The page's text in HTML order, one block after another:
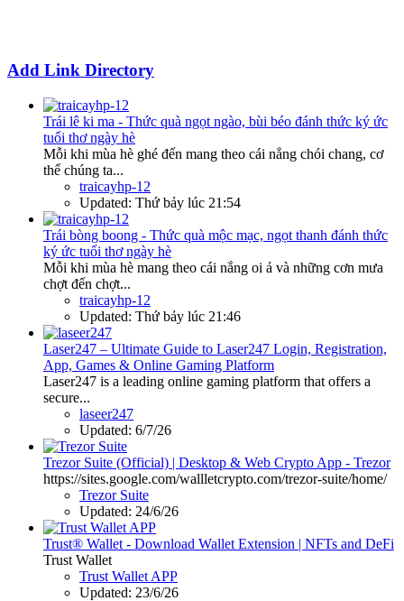
Add Link Directory
Trái lê ki ma - Thức quà ngọt ngào, bùi béo đánh thức ký ức
tuổi thơ ngày hè
Mỗi khi mùa hè ghé đến mang theo cái nắng chói chang, cơ
thể chúng ta...
traicayhp-12
Updated: Thứ bảy lúc 21:54
Trái bòng boong - Thức quà mộc mạc, ngọt thanh đánh thức
ký ức tuổi thơ ngày hè
Mỗi khi mùa hè mang theo cái nắng oi ả và những cơn mưa
chợt đến chợt...
traicayhp-12
Updated: Thứ bảy lúc 21:46
Laser247 – Ultimate Guide to Laser247 Login, Registration,
App, Games & Online Gaming Platform
Laser247 is a leading online gaming platform that offers a
secure...
laseer247
Updated: 6/7/26
Trezor Suite (Official) | Desktop & Web Crypto App - Trezor
https://sites.google.com/wallletcrypto.com/trezor-suite/home/
Trezor Suite
Updated: 24/6/26
Trust® Wallet - Download Wallet Extension | NFTs and DeFi
Trust Wallet
Trust Wallet APP
Updated: 23/6/26